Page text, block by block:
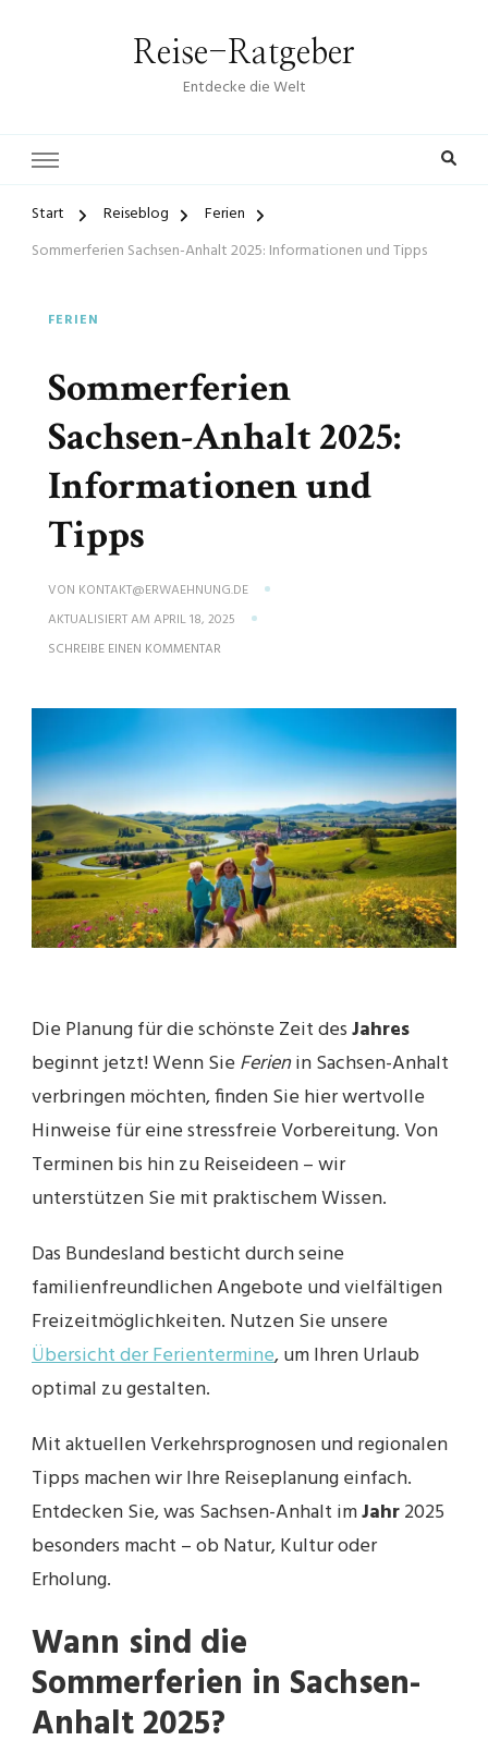
Reise-Ratgeber
Entdecke die Welt
Start Reiseblog
Ferien
Sommerferien Sachsen-Anhalt 2025: Informationen und Tipps
FERIEN
Sommerferien
Sachsen-Anhalt 2025:
Informationen und
Tipps
VON KONTAKT@ERWAEHNUNG.DE
AKTUALISIERT AM APRIL 18, 2025
SCHREIBE EINEN KOMMENTAR
ANHALT
2025:
INFORMATIONEN
UND
TIPPS
Die Planung für die schönste Zeit desJahres
beginnt jetzt! Wenn Sie Ferienin Sachsen-Anhalt
verbringen möchten, finden Sie hier wertvolle
Hinweise für eine stressfreie Vorbereitung. Von
Terminen bis hin zu Reiseideen – wir
unterstützen Sie mit praktischem Wissen.
Das Bundesland besticht durch seine
familienfreundlichen Angebote und vielfältigen
Freizeitmöglichkeiten. Nutzen Sie unsere
Übersicht der Ferientermine, um Ihren Urlaub
optimal zu gestalten.
Mit aktuellen Verkehrsprognosen und regionalen
Tipps machen wir Ihre Reiseplanung einfach.
Entdecken Sie, was Sachsen-Anhalt imJahr2025
besonders macht – ob Natur, Kultur oder
Erholung.
Wann sind die
Sommerferien in Sachsen-
Anhalt 2025?